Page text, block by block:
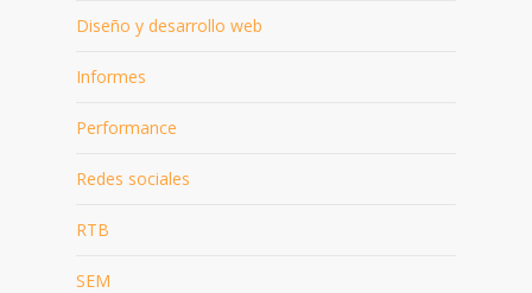
Diseño y desarrollo web
Informes
Performance
Redes sociales
RTB
SEM